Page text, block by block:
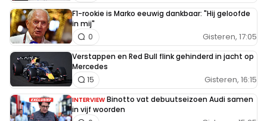
F1-rookie is Marko eeuwig dankbaar: "Hij geloofde
in mij"
Gisteren, 17:05
0
Verstappen en Red Bull flink gehinderd in jacht op
Mercedes
Gisteren, 16:15
15
INTERVIEW Binotto vat debuutseizoen Audi samen
in vijf woorden